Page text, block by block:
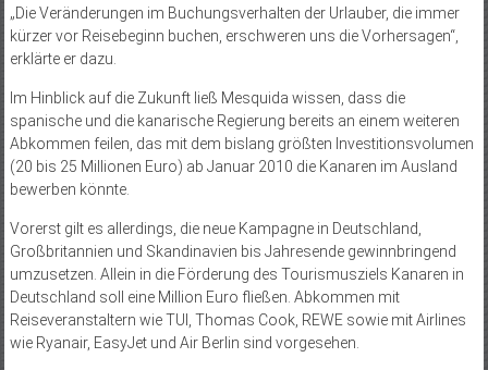
„Die Veränderungen im Buchungsverhalten der Urlauber, die immer
kürzer vor Reisebeginn buchen, erschweren uns die Vorhersagen“,
erklärte er dazu.
Im Hinblick auf die Zukunft ließ Mesquida wissen, dass die
spanische und die kanarische Regierung bereits an einem weiteren
Abkommen feilen, das mit dem bislang größten Investitionsvolumen
(20 bis 25 Millionen Euro) ab Januar 2010 die Kanaren im Ausland
bewerben könnte.
Vorerst gilt es allerdings, die neue Kampagne in Deutschland,
Großbritannien und Skandinavien bis Jahresende gewinnbringend
umzusetzen. Allein in die Förderung des Tourismusziels Kanaren in
Deutschland soll eine Million Euro fließen. Abkommen mit
Reiseveranstaltern wie TUI, Thomas Cook, REWE sowie mit Airlines
wie Ryanair, EasyJet und Air Berlin sind vorgesehen.